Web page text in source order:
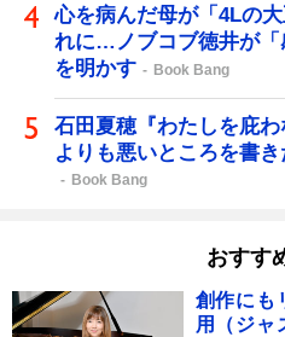
心を病んだ母が「4Lの
れに…ノブコブ徳井が「
を明かす
Book Bang
石田夏穂『わたしを庇
よりも悪いところを書き
Book Bang
おすす
創作にも
用（ジ